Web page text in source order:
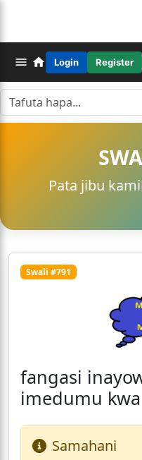
Login Register
Pata jibu
Swali #791
fangasi
imedumu
Samahani